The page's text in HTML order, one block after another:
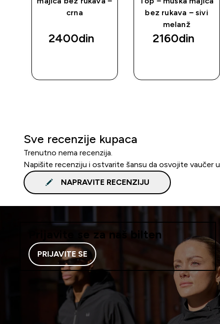
crna
2400din‎
bez rukava − sivi
melanž
2160din‎
Sve recenzije kupaca
Trenutno nema recenzija.
Napišite recenziju i ostvarite šansu da osvojite vaučer
NAPRAVITE RECENZIJU
Prijavite se za naš bilten
PRIJAVITE SE